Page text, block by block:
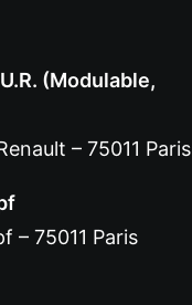
(Modulable,
– 75011 Paris
– 75011 Paris